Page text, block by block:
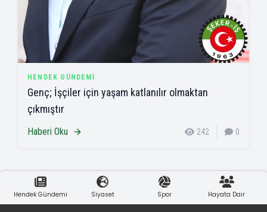
HENDEK GÜNDEMI
Genç; İşçiler için yaşam katlanılır olmaktan
çıkmıştır
Haberi Oku 242 0
Hendek Gündemi Siyaset Spor Hayata Dair